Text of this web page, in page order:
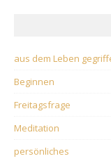
aus dem Leben
Beginnen
Freitagsfrage
Meditation
persönliches